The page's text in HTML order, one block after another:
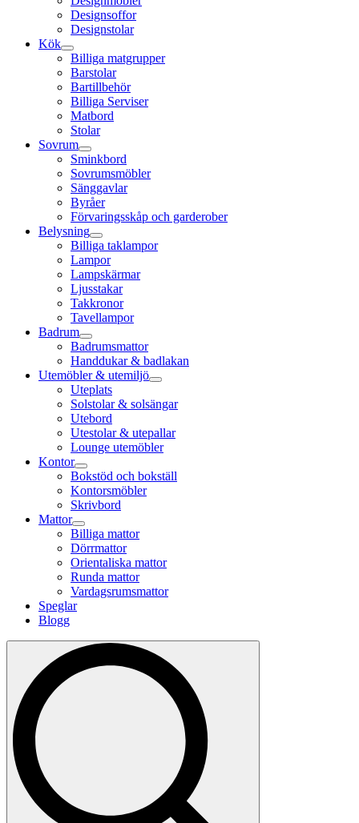
Designsoffor
Designstolar
Kök
Billiga matgrupper
Barstolar
Bartillbehör
Billiga Serviser
Matbord
Stolar
Sovrum
Sminkbord
Sovrumsmöbler
Sänggavlar
Byråer
Förvaringsskåp och garderober
Belysning
Billiga taklampor
Lampor
Lampskärmar
Ljusstakar
Takkronor
Tavellampor
Badrum
Badrumsmattor
Handdukar & badlakan
Utemöbler & utemiljö
Uteplats
Solstolar & solsängar
Utebord
Utestolar & utepallar
Lounge utemöbler
Kontor
Bokstöd och bokställ
Kontorsmöbler
Skrivbord
Mattor
Billiga mattor
Dörrmattor
Orientaliska mattor
Runda mattor
Vardagsrumsmattor
Speglar
Blogg